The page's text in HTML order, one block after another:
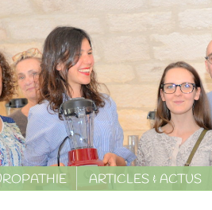
ARTICLES & ACTUS